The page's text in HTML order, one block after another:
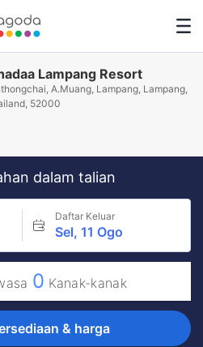
Lampang Resort
A.Muang, Lampang, Lampang,
52000
dalam talian
Daftar Keluar
Sel, 11 Ogo
0 Kanak-kanak
& harga